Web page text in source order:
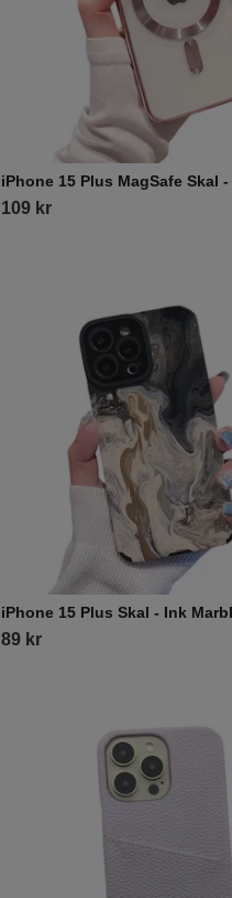
iPhone 15 Plus MagSafe Skal
109 kr
iPhone 15 Plus Skal - Ink
89 kr